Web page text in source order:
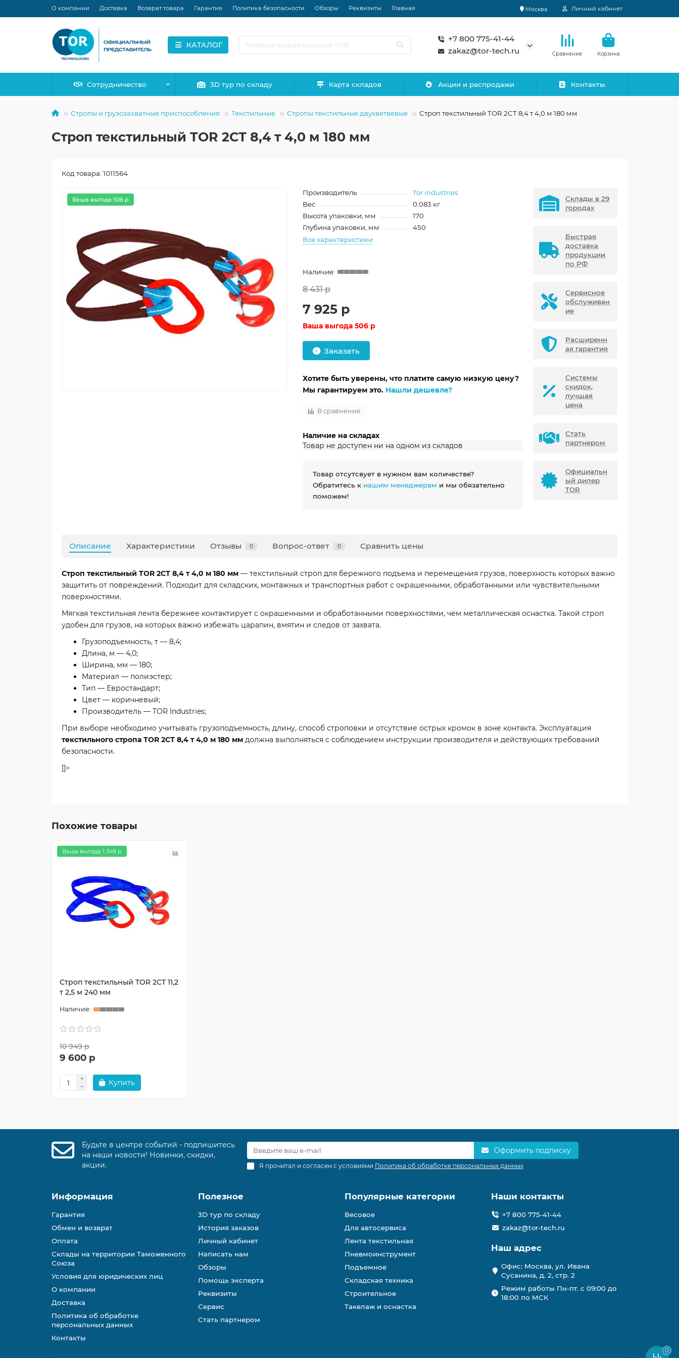
О компании Доставка Возврат товара Гарантия Политика безопасности Обзоры Реквизиты Главная Москва Личный кабинет
КАТАЛОГ
+7 800 775-41-44
zakaz@tor-tech.ru
Сравнение Корзина
Сотрудничество 3D тур по складу Карта складов Акции и распродажи Контакты
Стропы и грузозахватные приспособления Текстильные Стропы текстильные двухветвевые Строп текстильный TOR 2СТ 8,4 т 4,0 м 180 мм
Строп текстильный TOR 2СТ 8,4 т 4,0 м 180 мм
Код товара: 1011564
Ваша выгода 506 р
Производитель
Tor industries
Вес
0.083 кг
Высота упаковки, мм
170
Глубина упаковки, мм
450
Все характеристики
8 431 р
7 925 р
Ваша выгода 506 р
Заказать
Хотите быть уверены, что платите самую низкую цену?
Мы гарантируем это. Нашли дешевле?
В сравнение
Наличие на складах
Товар не доступен ни на одном из складов
Товар отсутсвует в нужном вам количестве?
Обратитесь к нашим менеджерам и мы обязательно
поможем!
Склады в 29
городах
Быстрая
доставка
продукции
по РФ
Сервисное
обслуживан
ие
Расширенн
ая гарантия
Системы
скидок,
лучшая
цена
Стать
партнером
Официальн
ый дилер
TOR
Описание Характеристики Отзывы 0 Вопрос-ответ 0 Сравнить цены
Строп текстильный TOR 2СТ 8,4 т 4,0 м 180 мм — текстильный строп для бережного подъема и перемещения грузов, поверхность которых важно
защитить от повреждений. Подходит для складских, монтажных и транспортных работ с окрашенными, обработанными или чувствительными
поверхностями.
Мягкая текстильная лента бережнее контактирует с окрашенными и обработанными поверхностями, чем металлическая оснастка. Такой строп
удобен для грузов, на которых важно избежать царапин, вмятин и следов от захвата.
Грузоподъемность, т — 8,4;
Длина, м — 4,0;
Ширина, мм — 180;
Материал — полиэстер;
Тип — Евростандарт;
Цвет — коричневый;
Производитель — TOR Industries;
При выборе необходимо учитывать грузоподъемность, длину, способ строповки и отсутствие острых кромок в зоне контакта. Эксплуатация
текстильного стропа TOR 2СТ 8,4 т 4,0 м 180 мм должна выполняться с соблюдением инструкции производителя и действующих требований
безопасности.
]]>
Похожие товары
Ваша выгода 1 349 р
Строп текстильный TOR 2СТ 11,2
т 2,5 м 240 мм
10 949 р
9 600 р
Купить
Будьте в центре событий - подпишитесь
на наши новости! Новинки, скидки,
акции.
Оформить подписку
Я прочитал и согласен с условиями Политика об обработке персональных данных
Информация
Гарантия
Обмен и возврат
Оплата
Склады на территории Таможенного
Союза
Условия для юридических лиц
О компании
Доставка
Политика об обработке
персональных данных
Контакты
Полезное
3D тур по складу
История заказов
Личный кабинет
Написать нам
Обзоры
Помощь эксперта
Реквизиты
Сервис
Стать партнером
Популярные категории
Весовое
Для автосервиса
Лента текстильная
Пневмоинструмент
Подъемное
Складская техника
Строительное
Такелаж и оснастка
Наши контакты
+7 800 775-41-44
zakaz@tor-tech.ru
Наш адрес
Офис: Москва, ул. Ивана
Сусанина, д. 2, стр. 2
Режим работы Пн-пт. с 09:00 до
18:00 по МСК
0